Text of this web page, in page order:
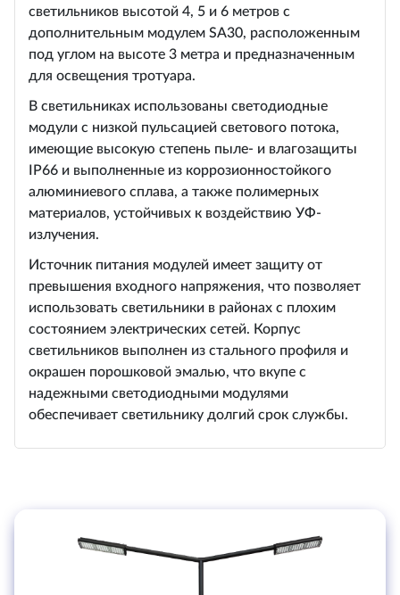
светильников высотой 4, 5 и 6 метров с
дополнительным модулем SA30, расположенным
под углом на высоте 3 метра и предназначенным
для освещения тротуара.
В светильниках использованы светодиодные
модули с низкой пульсацией светового потока,
имеющие высокую степень пыле- и влагозащиты
IP66 и выполненные из коррозионностойкого
алюминиевого сплава, а также полимерных
материалов, устойчивых к воздействию УФ-
излучения.
Источник питания модулей имеет защиту от
превышения входного напряжения, что позволяет
использовать светильники в районах с плохим
состоянием электрических сетей. Корпус
светильников выполнен из стального профиля и
окрашен порошковой эмалью, что вкупе с
надежными светодиодными модулями
обеспечивает светильнику долгий срок службы.